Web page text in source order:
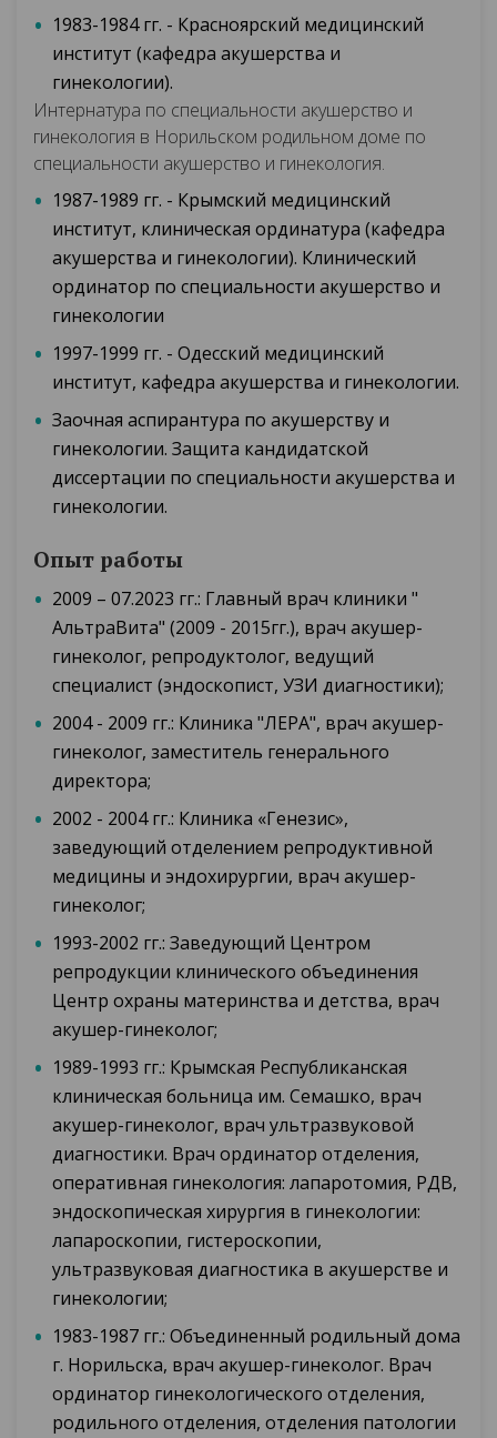
1983-1984 гг. - Красноярский медицинский
институт (кафедра акушерства и
гинекологии).
Интернатура по специальности акушерство и
гинекология в Норильском родильном доме по
специальности акушерство и гинекология.
1987-1989 гг. - Крымский медицинский
институт, клиническая ординатура (кафедра
акушерства и гинекологии). Клинический
ординатор по специальности акушерство и
гинекологии
1997-1999 гг. - Одесский медицинский
институт, кафедра акушерства и гинекологии.
Заочная аспирантура по акушерству и
гинекологии. Защита кандидатской
диссертации по специальности акушерства и
гинекологии.
Опыт работы
2009 – 07.2023 гг.: Главный врач клиники "
АльтраВита" (2009 - 2015гг.), врач акушер-
гинеколог, репродуктолог, ведущий
специалист (эндоскопист, УЗИ диагностики);
2004 - 2009 гг.: Клиника "ЛЕРА", врач акушер-
гинеколог, заместитель генерального
директора;
2002 - 2004 гг.: Клиника «Генезис»,
заведующий отделением репродуктивной
медицины и эндохирургии, врач акушер-
гинеколог;
1993-2002 гг.: Заведующий Центром
репродукции клинического объединения
Центр охраны материнства и детства, врач
акушер-гинеколог;
1989-1993 гг.: Крымская Республиканская
клиническая больница им. Семашко, врач
акушер-гинеколог, врач ультразвуковой
диагностики. Врач ординатор отделения,
оперативная гинекология: лапаротомия, РДВ,
эндоскопическая хирургия в гинекологии:
лапароскопии, гистероскопии,
ультразвуковая диагностика в акушерстве и
гинекологии;
1983-1987 гг.: Объединенный родильный дома
г. Норильска, врач акушер-гинеколог. Врач
ординатор гинекологического отделения,
родильного отделения, отделения патологии